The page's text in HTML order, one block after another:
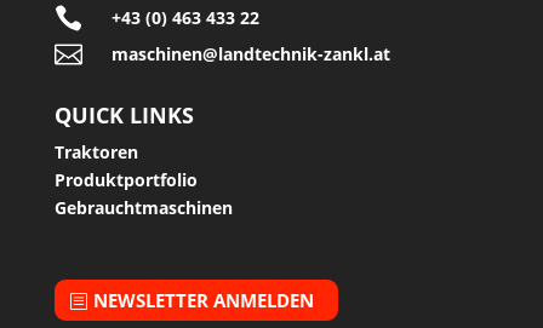
 +43 (0) 463 433 22
 maschinen@landtechnik-zankl.at
QUICK LINKS
Traktoren
Produktportfolio
Gebrauchtmaschinen
NEWSLETTER ANMELDEN